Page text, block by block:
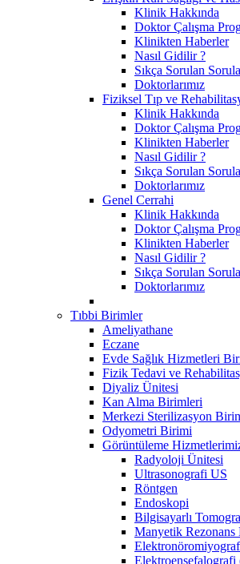
Klinik Hakkında
Doktor Çalışma
Klinikten Haberler
Nasıl Gidilir ?
Sıkça Sorulan
Doktorlarımız
Fiziksel Tıp ve
Klinik Hakkında
Doktor Çalışma
Klinikten Haberler
Nasıl Gidilir ?
Sıkça Sorulan
Doktorlarımız
Genel Cerrahi
Klinik Hakkında
Doktor Çalışma
Klinikten Haberler
Nasıl Gidilir ?
Sıkça Sorulan
Doktorlarımız
Tıbbi Birimler
Ameliyathane
Eczane
Evde Sağlık Hizmetleri
Fizik Tedavi ve
Diyaliz Ünitesi
Kan Alma Birimleri
Merkezi Sterilizasyon
Odyometri Birimi
Görüntüleme
Radyoloji Ünitesi
Ultrasonografi US
Röntgen
Endoskopi
Bilgisayarlı
Manyetik Rezonans